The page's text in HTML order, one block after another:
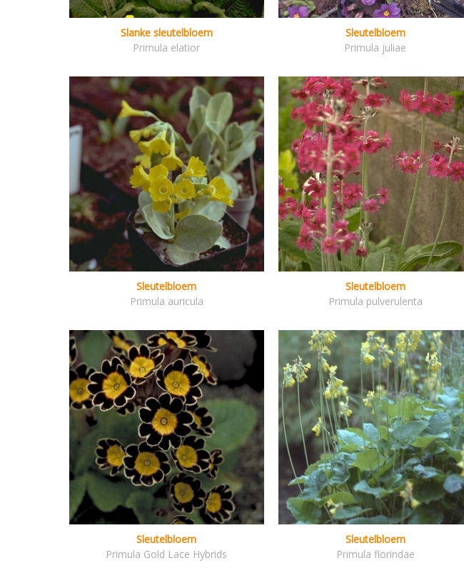
Slanke sleutelbloem
Primula elatior
Sleutelbloem
Primula juliae
Sleutelbloem
Primula auricula
Sleutelbloem
Primula pulverulenta
Sleutelbloem
Primula Gold Lace Hybrids
Sleutelbloem
Primula florindae